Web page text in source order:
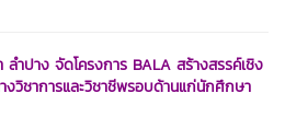
ลำปาง จัดโครงการ BALA สร้างสรรค์เชิง
วิชาการและวิชาชีพรอบด้านแก่นักศึกษา